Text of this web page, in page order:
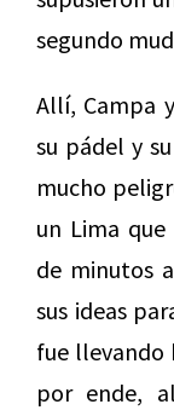
segundo
Allí, Campa
su pádel y
mucho
un Lima
de minutos
sus ideas
fue llevando
por ende,